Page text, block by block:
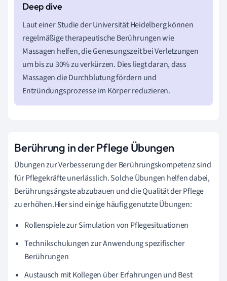
Laut einer Studie der Universität Heidelberg können
regelmäßige therapeutische Berührungen wie
Massagen helfen, die Genesungszeit bei Verletzungen
um bis zu 30% zu verkürzen. Dies liegt daran, dass
Massagen die Durchblutung fördern und
Entzündungsprozesse im Körper reduzieren.
Berührung in der Pflege Übungen
Übungen zur Verbesserung der Berührungskompetenz sind
für Pflegekräfte unerlässlich. Solche Übungen helfen dabei,
Berührungsängste abzubauen und die Qualität der Pflege
zu erhöhen.Hier sind einige häufig genutzte Übungen:
Rollenspiele zur Simulation von Pflegesituationen
Technikschulungen zur Anwendung spezifischer
Berührungen
Austausch mit Kollegen über Erfahrungen und Best